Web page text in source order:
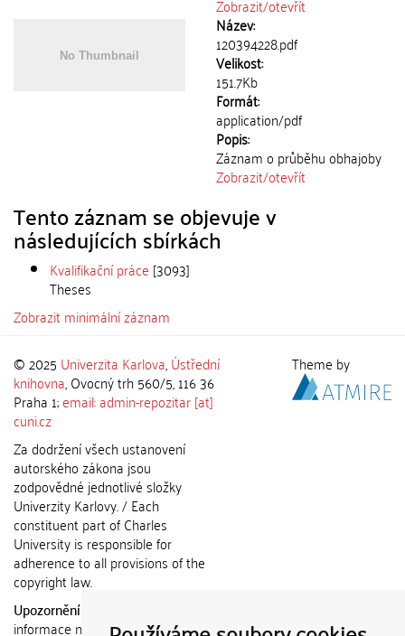
Zobrazit/otevřít
Název:
120394228.pdf
Velikost:
151.7Kb
Formát:
application/pdf
Popis:
Záznam o průběhu obhajoby
Zobrazit/otevřít
Tento záznam se objevuje v
následujících sbírkách
Kvalifikační práce [3093]
Theses
Zobrazit minimální záznam
© 2025 Univerzita Karlova,Ústřední
knihovna, Ovocný trh 560/5, 116 36
Praha 1;email: admin-repozitar [at]
cuni.cz
Za dodržení všech ustanovení
autorského zákona jsou
zodpovědné jednotlivé složky
Univerzity Karlovy. / Each
constituent part of Charles
University is responsible for
adherence to all provisions of the
copyright law.
Upozornění / Notice:
informace nemohou být použity k
Theme by